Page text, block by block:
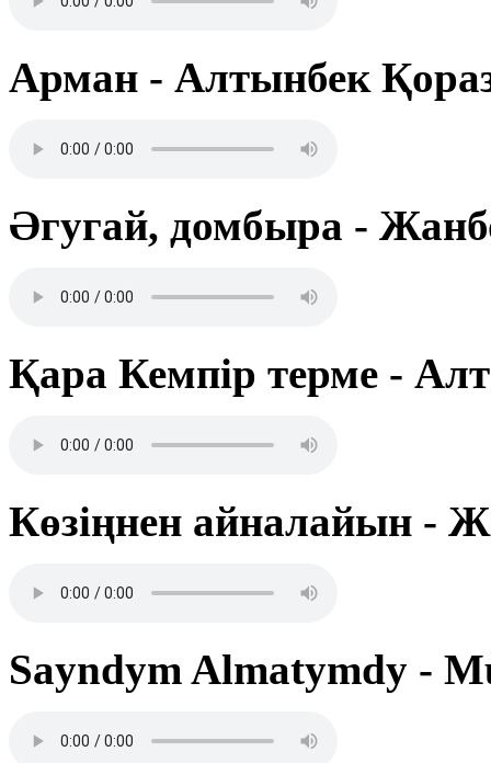
Арман - Алтынбек
Әгугай, домбыра -
Қара Кемпір терме -
Көзіңнен айналайын -
Sayndym Almatymdy -